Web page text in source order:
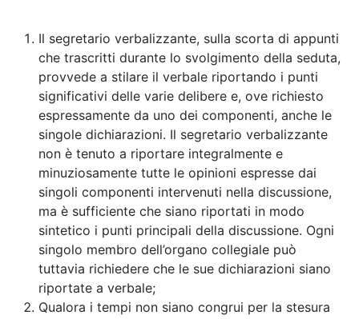
Il segretario verbalizzante, sulla scorta di appunti
che trascritti durante lo svolgimento della seduta,
provvede a stilare il verbale riportando i punti
significativi delle varie delibere e, ove richiesto
espressamente da uno dei componenti, anche le
singole dichiarazioni. Il segretario verbalizzante
non è tenuto a riportare integralmente e
minuziosamente tutte le opinioni espresse dai
singoli componenti intervenuti nella discussione,
ma è sufficiente che siano riportati in modo
sintetico i punti principali della discussione. Ogni
singolo membro dell’organo collegiale può
tuttavia richiedere che le sue dichiarazioni siano
riportate a verbale;
Qualora i tempi non siano congrui per la stesura